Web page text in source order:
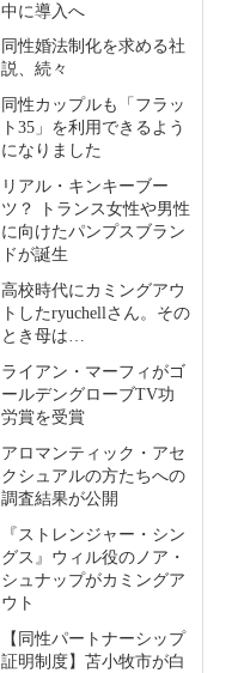
中に導入へ
同性婚法制化を求める社
説、続々
同性カップルも「フラッ
ト35」を利用できるよう
になりました
リアル・キンキーブー
ツ？ トランス女性や男性
に向けたパンプスブラン
ドが誕生
高校時代にカミングアウ
トしたryuchellさん。その
とき母は…
ライアン・マーフィがゴ
ールデングローブTV功
労賞を受賞
アロマンティック・アセ
クシュアルの方たちへの
調査結果が公開
『ストレンジャー・シン
グス』ウィル役のノア・
シュナップがカミングア
ウト
【同性パートナーシップ
証明制度】苫小牧市が白